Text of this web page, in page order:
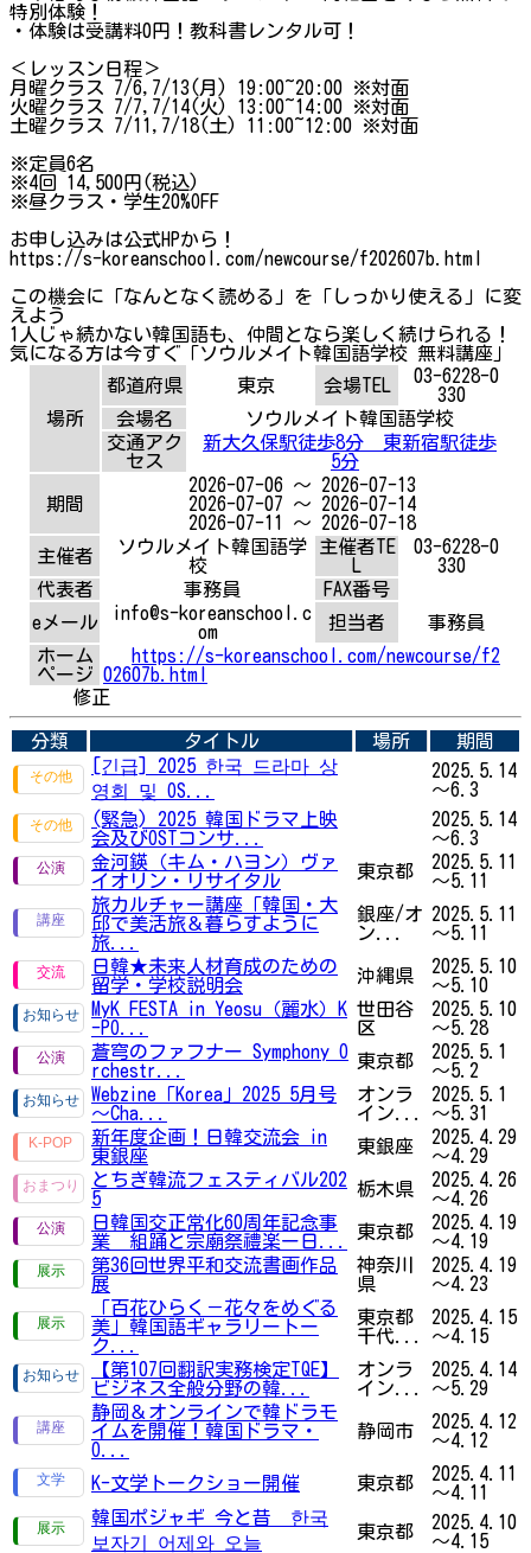
特別体験！
・体験は受講料0円！教科書レンタル可！
＜レッスン日程＞
月曜クラス 7/6,7/13(月) 19:00~20:00 ※対面
火曜クラス 7/7,7/14(火) 13:00~14:00 ※対面
土曜クラス 7/11,7/18(土) 11:00~12:00 ※対面
※定員6名
※4回 14,500円(税込)
※昼クラス・学生20%OFF
お申し込みは公式HPから！
https://s-koreanschool.com/newcourse/f202607b.html
この機会に「なんとなく読める」を「しっかり使える」に変
えよう
1人じゃ続かない韓国語も、仲間となら楽しく続けられる！
気になる方は今すぐ「ソウルメイト韓国語学校 無料講座」
場所
都道府県 東京 会場TEL
03-6228-0
330
会場名
ソウルメイト韓国語学校
交通アク
セス
新大久保駅徒歩8分 東新宿駅徒歩
5分
期間
2026-07-06 ～ 2026-07-13
2026-07-07 ～ 2026-07-14
2026-07-11 ～ 2026-07-18
主催者
ソウルメイト韓国語学
校
主催者TE
03-6228-0
330
代表者
事務員
FAX番号
eメール
info@s-koreanschool.c
om
担当者
事務員
ホーム
ページ
https://s-koreanschool.com/newcourse/f2
02607b.html
修正
分類 タイトル 場所
期間
[긴급] 2025 한국 드라마 상
영회 및 OS...
2025.5.14
～6.3
(緊急) 2025 韓国ドラマ上映
会及びOSTコンサ...
2025.5.14
～6.3
金河鍈（キム・ハヨン）ヴァ
イオリン・リサイタル
東京都
2025.5.11
～5.11
旅カルチャー講座「韓国・大
邱で美活旅＆暮らすように
旅...
銀座/オ
ン...
2025.5.11
～5.11
日韓★未来人材育成のための
留学・学校説明会
沖縄県
2025.5.10
～5.10
MyK FESTA in Yeosu（麗水）K
-PO...
世田谷
区
2025.5.10
～5.28
蒼穹のファフナー Symphony O
rchestr...
東京都
2025.5.1
～5.2
Webzine「Korea」2025 5月号
～Cha...
オンラ
イン...
2025.5.1
～5.31
新年度企画！日韓交流会 in
東銀座
東銀座
2025.4.29
～4.29
とちぎ韓流フェスティバル202
5
栃木県
2025.4.26
～4.26
日韓国交正常化60周年記念事
業 組踊と宗廟祭禮楽ー日...
東京都
2025.4.19
～4.19
第36回世界平和交流書画作品
展
神奈川
県
2025.4.19
～4.23
「百花ひらく－花々をめぐる
美」韓国語ギャラリートー
ク...
東京都
千代...
2025.4.15
～4.15
【第107回翻訳実務検定TQE】
ビジネス全般分野の韓...
オンラ
イン...
2025.4.14
～5.29
静岡＆オンラインで韓ドラモ
イムを開催！韓国ドラマ・
O...
静岡市
2025.4.12
～4.12
K-文学トークショー開催 東京都
2025.4.11
～4.11
韓国ポジャギ 今と昔 한국
보자기 어제와 오늘
東京都
2025.4.10
～4.15